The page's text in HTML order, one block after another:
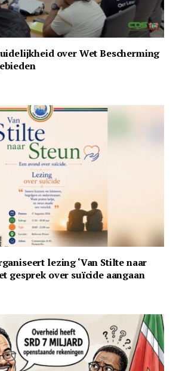
over Wet Bescherming
lezing ‘Van Stilte naar
gesprek over suïcide aangaan